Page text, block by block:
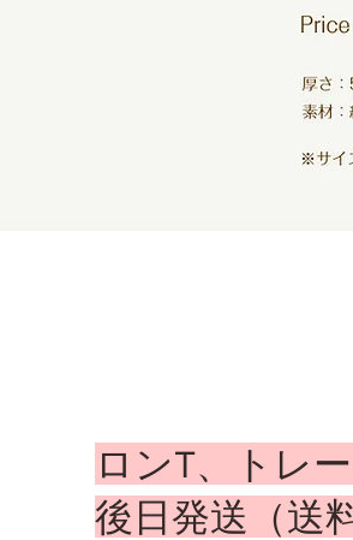
ロンT、トレ
後日発送（送